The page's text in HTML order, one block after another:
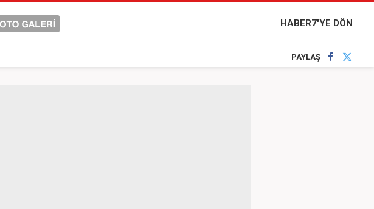
HABER7'YE DÖN
PAYLAŞ